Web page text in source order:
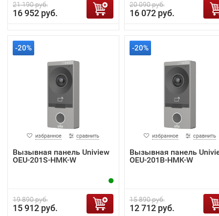
21 190 руб.
16 952 руб.
20 090 руб.
16 072 руб.
-20%
избранное сравнить
Вызывная панель Uniview
OEU-201S-HMK-W
19 890 руб.
15 912 руб.
-20%
избранное сравнить
Вызывная панель
OEU-201B-HMK-W
15 890 руб.
12 712 руб.